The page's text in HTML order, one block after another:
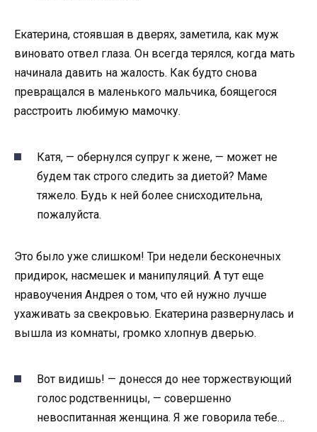
Екатерина, стоявшая в дверях, заметила, как муж
виновато отвел глаза. Он всегда терялся, когда мать
начинала давить на жалость. Как будто снова
превращался в маленького мальчика, боящегося
расстроить любимую мамочку.
Катя, — обернулся супруг к жене, — может не
будем так строго следить за диетой? Маме
тяжело. Будь к ней более снисходительна,
пожалуйста.
Это было уже слишком! Три недели бесконечных
придирок, насмешек и манипуляций. А тут еще
нравоучения Андрея о том, что ей нужно лучше
ухаживать за свекровью. Екатерина развернулась и
вышла из комнаты, громко хлопнув дверью.
Вот видишь! — донесся до нее торжествующий
голос родственницы, — совершенно
невоспитанная женщина. Я же говорила тебе…